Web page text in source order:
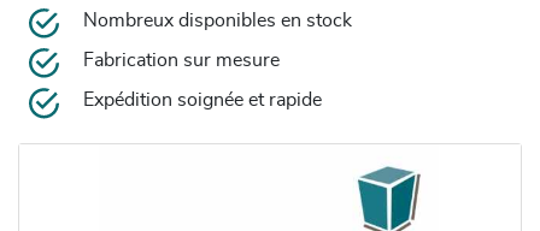
Nombreux disponibles en stock
Fabrication sur mesure
Expédition soignée et rapide